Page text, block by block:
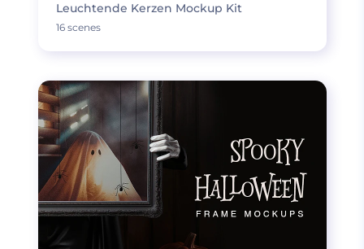
Leuchtende Kerzen Mockup Kit
16 scenes